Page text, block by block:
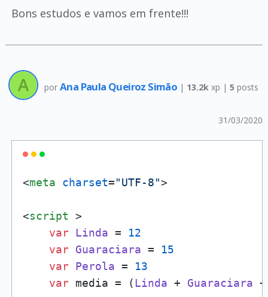
Bons estudos e vamos em frente!!!
por Ana Paula Queiroz Simão | 13.2k xp | 5 posts
31/03/2020
<meta charset="UTF-8">
<script >
var
Linda = 12
var Guaraciara = 15
var Perola = 13
var media = ( Linda + Guaraciara